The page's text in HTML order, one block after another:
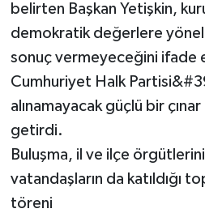
belirten Başkan Yetişkin,
demokratik değerlere
sonuç vermeyeceğini ifade
Cumhuriyet Halk
alınamayacak güçlü bir
getirdi.
Buluşma, il ve ilçe
vatandaşların da katıldığı
töreni